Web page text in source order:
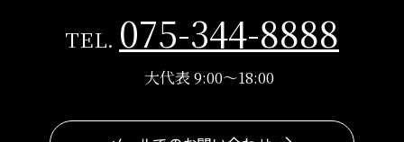
TEL. 075-344-8888
大代表 9:00～18:00